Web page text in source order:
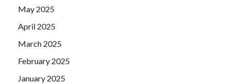
May 2025
April 2025
March 2025
February 2025
January 2025